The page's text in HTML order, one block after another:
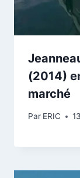
(2014)
marché
Par ERIC